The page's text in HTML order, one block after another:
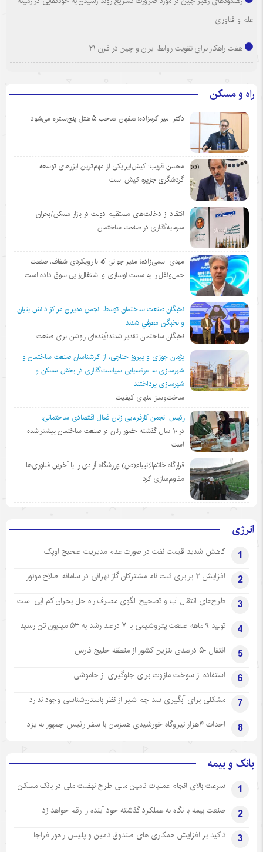
علم و فناوری
هفت راهکار برای تقویت روابط ایران و چین در قرن ۲۱
راه و مسکن
دکتر امیر کرمزاده؛اصفهان صاحب ۵ هتل پنج‌ستاره می‌شود
محسن قریب: کیش‌ایر یکی از مهم‌ترین ابزارهای توسعه
گردشگری جزیره کیش است
انتقاد از دخالت‌های مستقیم دولت در بازار مسکن/بحران
سرمایه‌گذاری در صنعت ساختمان
مهدی اسمی‌زاده؛ مدیر جوانی که با رویکردی شفاف، صنعت
حمل‌ونقل را به سمت نوسازی و اشتغال‌زایی سوق داده است
نخبگان صنعت ساختمان توسط انجمن مديران مراكز دانش بنيان
و نخبگان معرفي شدند
نخبگان ساختمان تقدیر شدند؛آینده‌ای روشن برای صنعت
پژمان جوزی و پیروز حناچی، از کارشناسان صنعت ساختمان و
شهرسازی به عارضه‌یابی سیاست‌گذاری در بخش مسکن و
شهرسازی پرداختند
ساخت‌وساز منهای کیفیت
رئیس انجمن کارفرمایی زنان فعال اقتصادی ساختمانی:
در ١٠ سال گذشته حضور زنان در صنعت ساختمان بیشتر شده
است
قرارگاه خاتم‌الانبیاء(ص) ورزشگاه آزادی را با آخرین فناوری‌ها
مقاوم‌سازی کرد
انرژی
1 کاهش شدید قیمت نفت در صورت عدم مدیریت صحیح اوپک
2 افزایش ۲ برابری ثبت نام مشترکان گاز تهرانی‌ در سامانه اصلاح موتور
3 طرح‌های انتقال آب و تصحیح الگوی مصرف راه حل بحران کم آبی است
4 تولید ۹ ماهه صنعت پتروشیمی با ۷ درصد رشد به ۵۳ میلیون تن رسید
5 انتقال ۵۰ درصدی بنزین کشور از منطقه خلیج فارس
6 استفاده از سوخت مازوت برای جلوگیری از خاموشی
7 مشکلی برای آبگیری سد چم شیر از نظر باستان‌شناسی وجود ندارد
8 احداث ۴هزار نیروگاه خورشیدی همزمان با سفر رئیس جمهور به یزد
بانک و بیمه
1 سرعت بالای انجام عملیات تامین مالی طرح نهضت ملی در بانک مسکن
2 صنعت بیمه با نگاه به عملکرد گذشته خود آینده را رقم خواهد زد
3 تاکید بر افزایش همکاری های صندوق تامین و پلیس راهور فراجا